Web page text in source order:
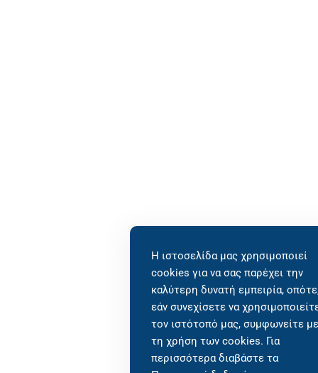
Η ιστοσελίδα μας χρησιμοποιεί
cookies για να σας παρέχει την
καλύτερη δυνατή εμπειρία,
εάν συνεχίσετε να
τον ιστότοπό μας, συμφωνείτε με
τη χρήση των cookies. Για
περισσότερα διαβάστε τα